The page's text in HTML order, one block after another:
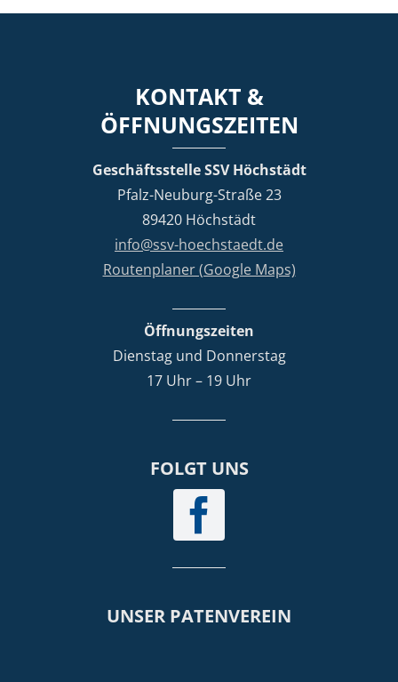
KONTAKT &
ÖFFNUNGSZEITEN
Geschäftsstelle SSV Höchstädt
Pfalz-Neuburg-Straße 23
89420 Höchstädt
info@ssv-hoechstaedt.de
Routenplaner (Google Maps)
Öffnungszeiten
Dienstag und Donnerstag
17 Uhr – 19 Uhr
FOLGT UNS
UNSER PATENVEREIN